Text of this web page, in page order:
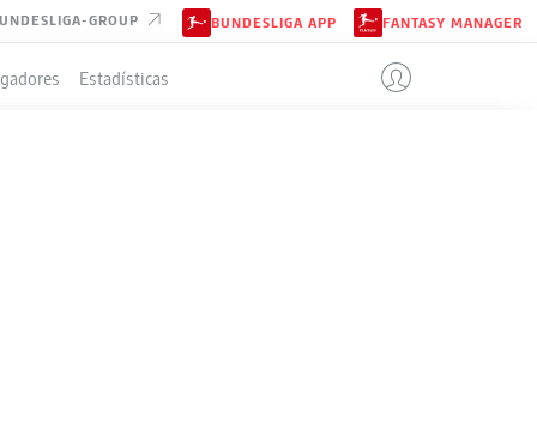
GROUP BUNDESLIGA APP FANTASY MANAGER
Estadísticas